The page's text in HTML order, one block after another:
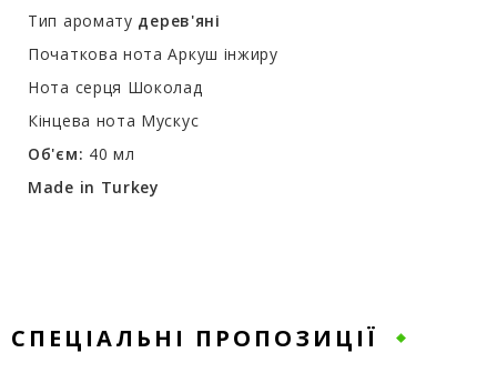
Тип аромату дерев'яні
Початкова нота Аркуш інжиру
Нота серця Шоколад
Кінцева нота Мускус
Об'єм: 40 мл
Made in Turkey
СПЕЦІАЛЬНІ ПРОПОЗИЦІЇ